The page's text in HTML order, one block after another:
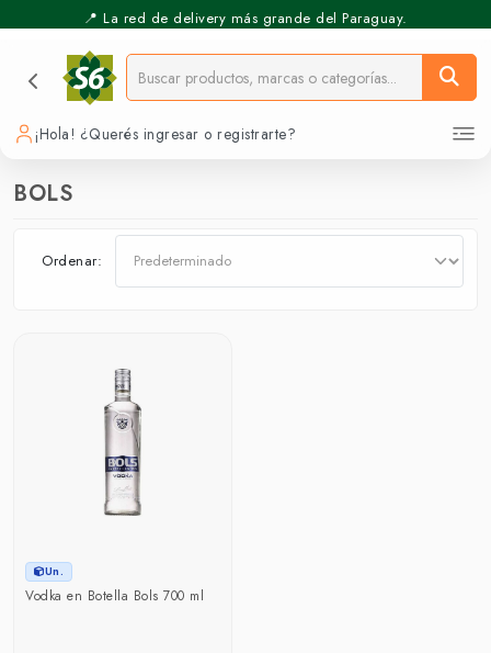
📍 La red de delivery más grande del Paraguay.
¡Hola! ¿Querés ingresar o registrarte?
BOLS
Ordenar:
Un.
Vodka en Botella Bols 700 ml